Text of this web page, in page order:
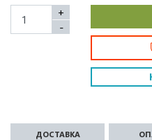
+
-
ДОСТАВКА